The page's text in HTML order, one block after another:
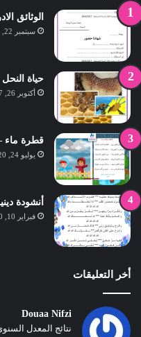
الوثائق
سبتمبر 22, 2017
حياة
أكتوبر 26, 2017
قطرة ماء
يوليو 24, 2020
أنشودة
فبراير 10, 2020
أخر التعليقات
Douaa Nifzi
نتائج المعدل